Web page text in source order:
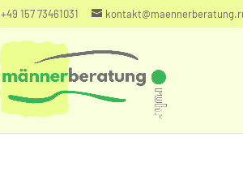
+49 157 73461031